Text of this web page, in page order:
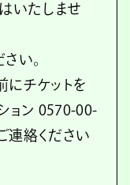
いたしませ
い。
チケットを
ョン 0570-00-
連絡ください